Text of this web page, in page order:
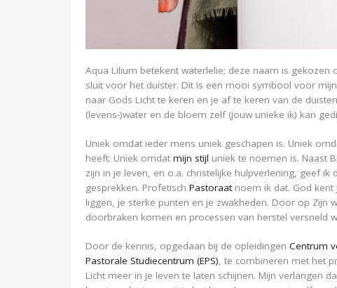
Aqua Lilium betekent waterlelie; deze naam is
sluit voor het duister. Dit is een mooi symbool voor
naar Gods Licht te keren en je af te keren van de
(levens-)water en de bloem zelf (jouw unieke ik) kan
Uniek omdat ieder mens uniek geschapen is. Uniek
heeft. Uniek omdat mijn stijl uniek te noemen is. Naast
zijn in je leven, en o.a. christelijke hulpverlening, geef
gesprekken. Profetisch Pastoraatnoem ik dat. God kent
liggen, je sterke punten en je zwakheden. Door op
doorbraken komen en processen van herstel versneld
Door de kennis, opgedaan bij de opleidingen Centrum
Pastorale Studiecentrum (EPS), te combineren met het
Licht meer in je leven te laten schijnen. Mijn verlangen